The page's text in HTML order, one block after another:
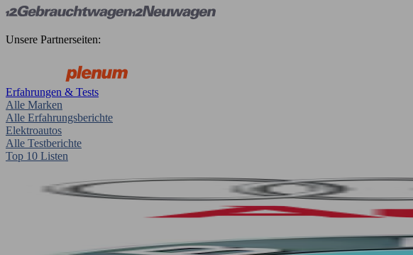
Unsere Partnerseiten:
Erfahrungen & Tests
Alle Marken
Alle Erfahrungsberichte
Elektroautos
Alle Testberichte
Top 10 Listen